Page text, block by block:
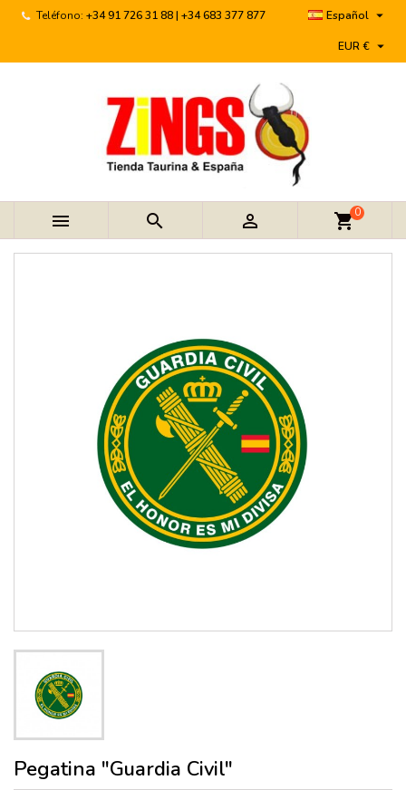
Teléfono: +34 91 726 31 88 | +34 683 377 877 Español 
EUR € 
   shopping_cart0
Pegatina "Guardia Civil"